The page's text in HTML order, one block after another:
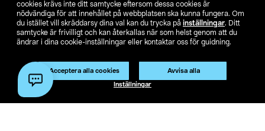
cookies krävs inte ditt samtycke eftersom dessa cookies är
nödvändiga för att innehållet på webbplatsen ska kunna fungera. Om
du istället vill skräddarsy dina val kan du trycka på inställningar. Ditt
samtycke är frivilligt och kan återkallas när som helst genom att du
ändrar i dina cookie-inställningar eller kontaktar oss för guidning.
Acceptera alla cookies Avvisa alla
Inställningar
SE NO FI
Köpvillkor Privacy statement Klubbvillkor